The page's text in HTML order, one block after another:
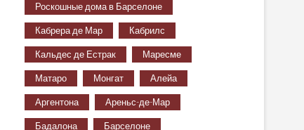
Роскошные дома в Барселоне
Кабрера де Мар Кабрилс
Кальдес де Естрак Маресме
Матаро Монгат Алейа
Аргентона Ареньс-де-Мар
Бадалона Барселоне